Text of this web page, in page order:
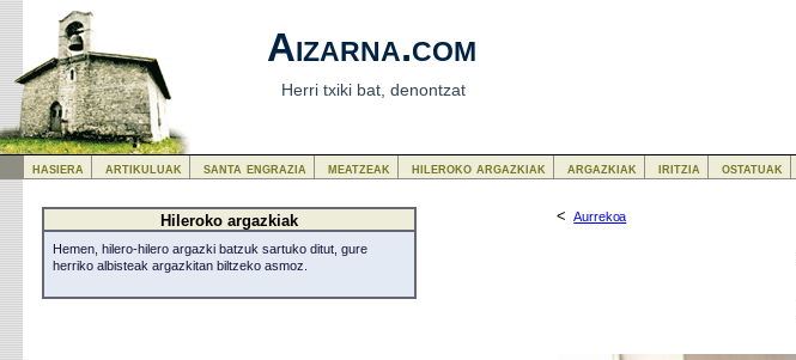
Aizarna.com
Herri txiki bat, denontzat
<Aurrekoa
Hileroko argazkiak
Hemen, hilero-hilero argazki batzuk sartuko ditut, gure
herriko albisteak argazkitan biltzeko asmoz.
hasiera artikuluak santa engrazia meatzeak hileroko argazkiak argazkiak iritzia ostatuak